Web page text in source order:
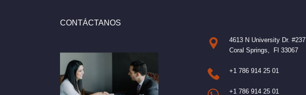
CONTÁCTANOS
4613 N University Dr. #237
Coral Springs, Fl 33067
+1 786 914 25 01
+1 786 914 25 01